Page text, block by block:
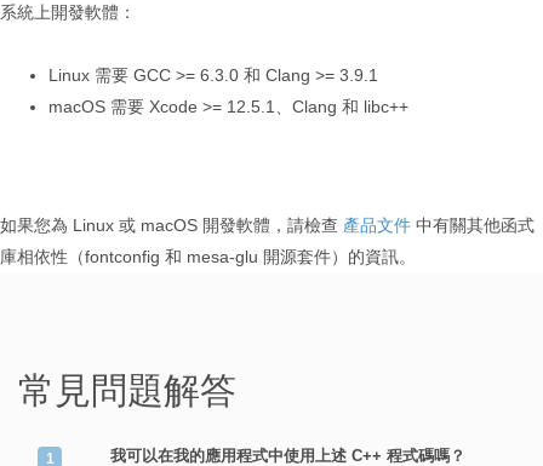
系統上開發軟體：
Linux 需要 GCC >= 6.3.0 和 Clang >= 3.9.1
macOS 需要 Xcode >= 12.5.1、Clang 和 libc++
如果您為 Linux 或 macOS 開發軟體，請檢查 產品文件 中有關其他函式
庫相依性（fontconfig 和 mesa-glu 開源套件）的資訊。
常見問題解答
我可以在我的應用程式中使用上述 C++ 程式碼嗎？